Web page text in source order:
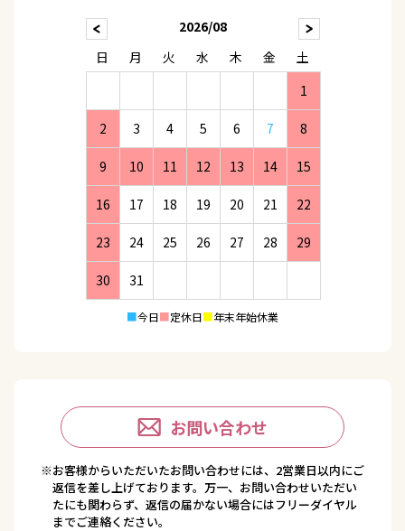
2026/08
日
月 火 水 木 金
土
1
2 3 4 5 6 7 8
9 10 11 12 13 14 15
16 17 18 19 20 21 22
23 24 25 26 27 28 29
30 31
■今日■定休日■年末年始休業
お問い合わせ
※お客様からいただいたお問い合わせには、2営業日以内にご
返信を差し上げております。万一、お問い合わせいただい
たにも関わらず、返信の届かない場合にはフリーダイヤル
までご連絡ください。